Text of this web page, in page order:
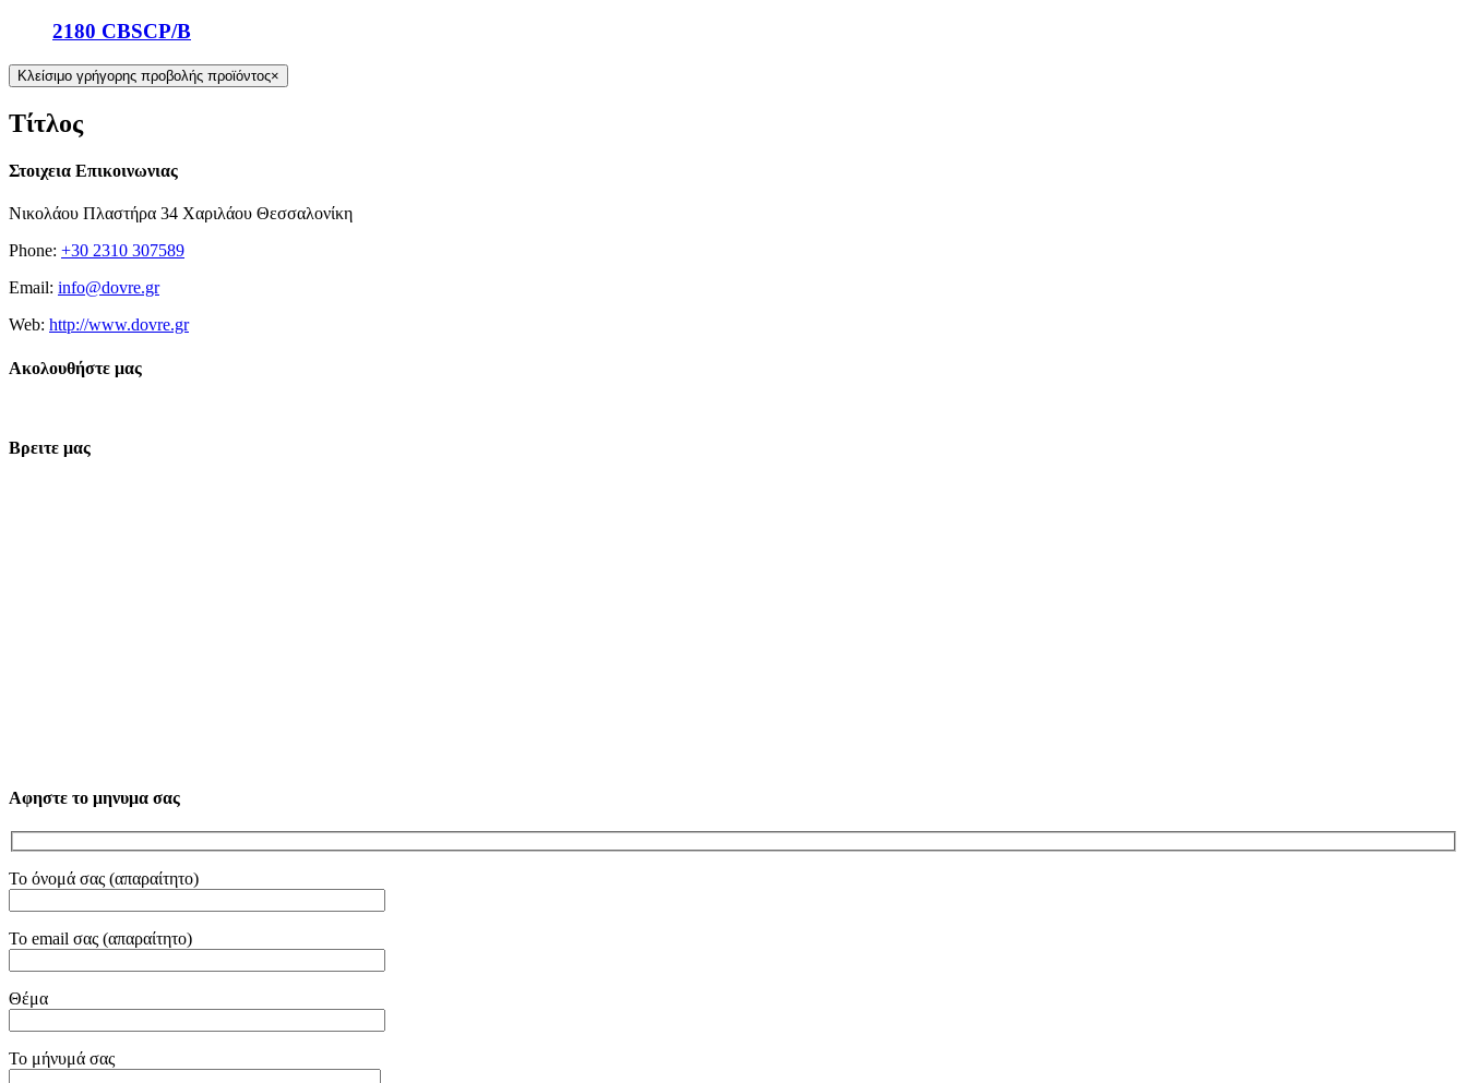
2180 CBSCP/B
Κλείσιμο γρήγορης προβολής προϊόντος×
Τίτλος
Στοιχεια Επικοινωνιας
Νικολάου Πλαστήρα 34 Χαριλάου Θεσσαλονίκη
Phone: +30 2310 307589
Email: info@dovre.gr
Web: http://www.dovre.gr
Ακολουθήστε μας
Βρειτε μας
Αφηστε το μηνυμα σας
Το όνομά σας (απαραίτητο)
Το email σας (απαραίτητο)
Θέμα
Το μήνυμά σας